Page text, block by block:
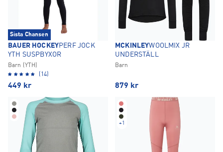
Sista Chansen
BAUER HOCKEYPERF JOCK
YTH SUSPBYXOR
Barn (YTH)
(14)
449 kr
MCKINLEYWOOLMIX JR
UNDERSTÄLL
Barn
879 kr
+1